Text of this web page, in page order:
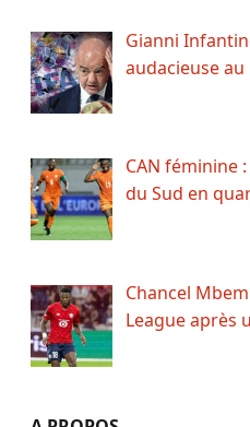
Gianni
audacieuse
CAN féminine
du Sud en
Chancel
League après